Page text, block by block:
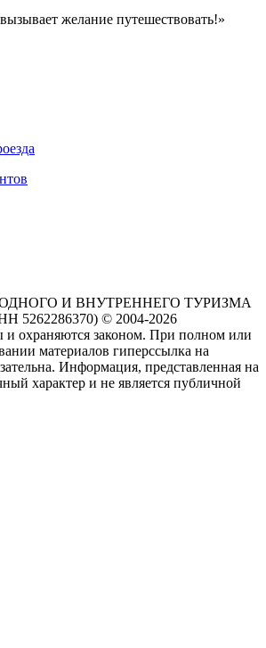
желание путешествовать!»
И ВНУТРЕННЕГО ТУРИЗМА
© 2004-2026
охраняются законом. При полном или
материалов гиперссылка на
Информация, представленная на
характер и не является публичной